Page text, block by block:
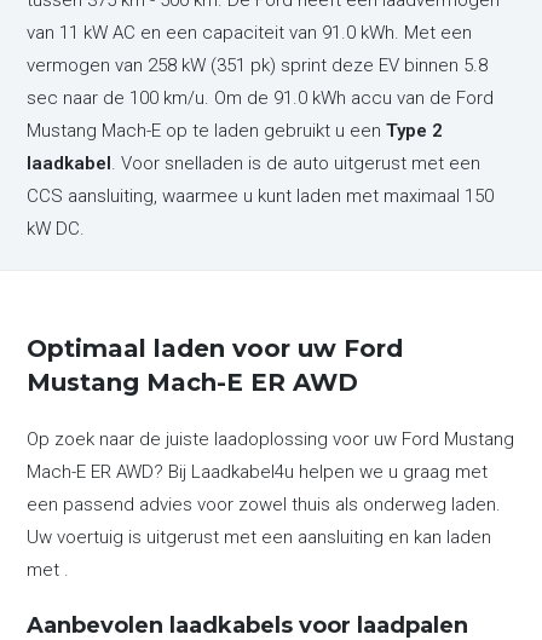
van 11 kW AC en een capaciteit van 91.0 kWh. Met een
vermogen van 258 kW (351 pk) sprint deze EV binnen 5.8
sec naar de 100 km/u. Om de 91.0 kWh accu van de Ford
Mustang Mach-E op te laden gebruikt u eenType 2
laadkabel. Voor snelladen is de auto uitgerust met een
CCS aansluiting, waarmee u kunt laden met maximaal 150
kW DC.
Optimaal laden voor uw Ford
Mustang Mach-E ER AWD
Op zoek naar de juiste laadoplossing voor uw Ford Mustang
Mach-E ER AWD? Bij Laadkabel4u helpen we u graag met
een passend advies voor zowel thuis als onderweg laden.
Uw voertuig is uitgerust met een aansluiting en kan laden
met .
Aanbevolen laadkabels voor laadpalen